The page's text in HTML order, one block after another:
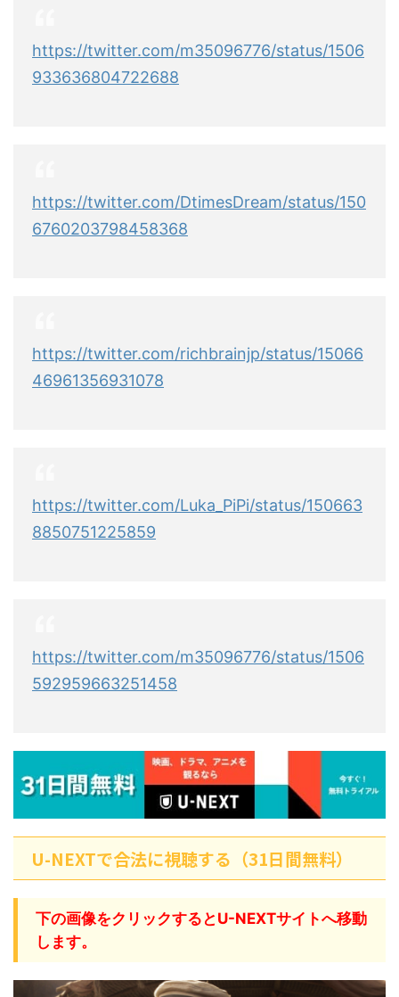
https://twitter.com/m35096776/status/1506
933636804722688
https://twitter.com/DtimesDream/status/150
6760203798458368
https://twitter.com/richbrainjp/status/15066
46961356931078
https://twitter.com/Luka_PiPi/status/150663
8850751225859
https://twitter.com/m35096776/status/1506
592959663251458
U-NEXTで合法に視聴する（31日間無料）
下の画像をクリックするとU-NEXTサイトへ移動
します。